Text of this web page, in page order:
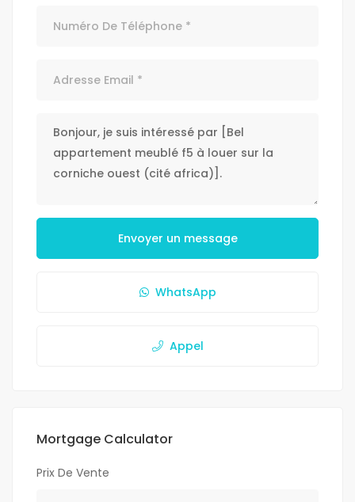
Envoyer un message
WhatsApp
Appel
Mortgage Calculator
Prix De Vente